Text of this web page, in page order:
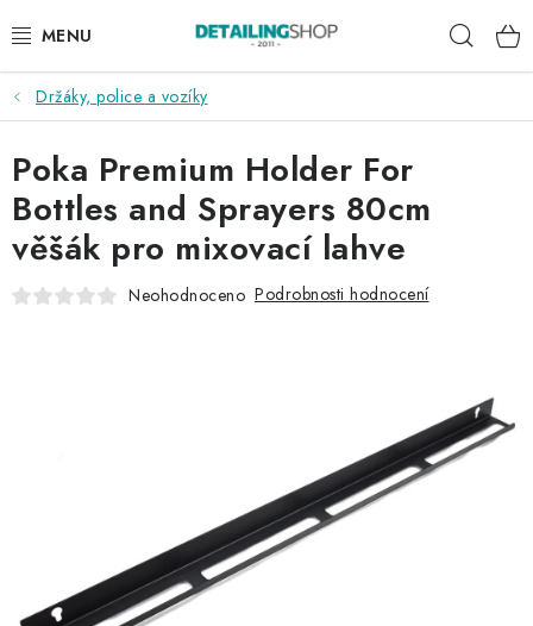
na
AKCE
NOVINKY
EXTERIÉR
INTERIÉR
KONTAKTY
Držáky, police a vozíky
Poka Premium Holder For
Bottles and Sprayers 80cm
věšák pro mixovací lahve
Neohodnoceno Podrobnosti hodnocení